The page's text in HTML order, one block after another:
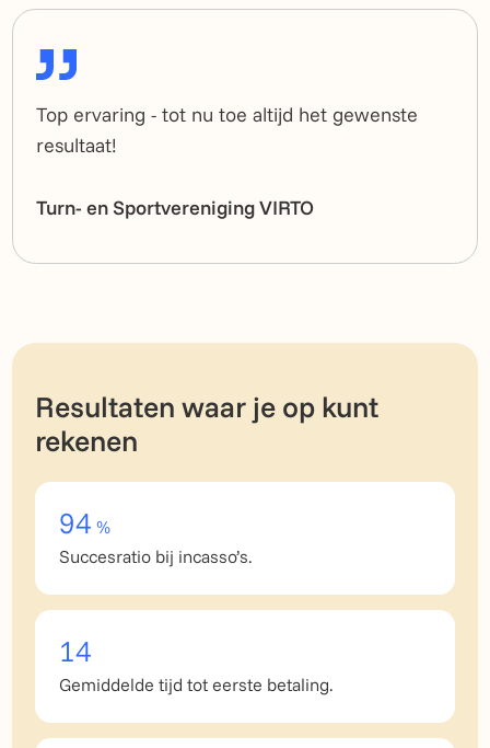
Top ervaring - tot nu toe altijd het gewenste
resultaat!
Turn- en Sportvereniging VIRTO
Resultaten waar je op kunt
rekenen
94 %
Succesratio bij incasso’s.
14
Gemiddelde tijd tot eerste betaling.